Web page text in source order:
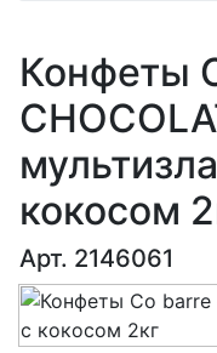
Конфеты
кокосом
Арт. 2146061